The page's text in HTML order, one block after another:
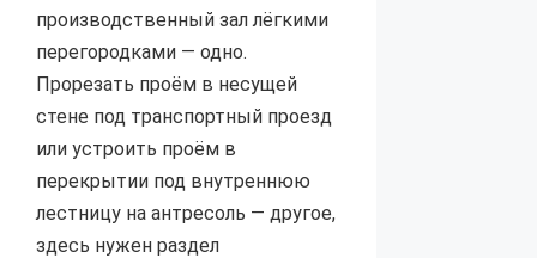
производственный зал лёгкими
перегородками — одно.
Прорезать проём в несущей
стене под транспортный проезд
или устроить проём в
перекрытии под внутреннюю
лестницу на антресоль — другое,
здесь нужен раздел